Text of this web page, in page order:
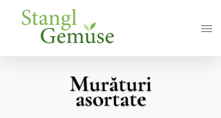
content
Murături
asortate